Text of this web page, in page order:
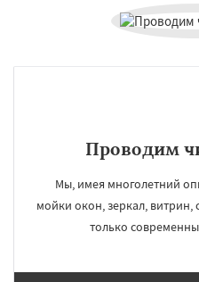
Проводим
Мы, имея многолетний
мойки окон, зеркал, витрин,
только